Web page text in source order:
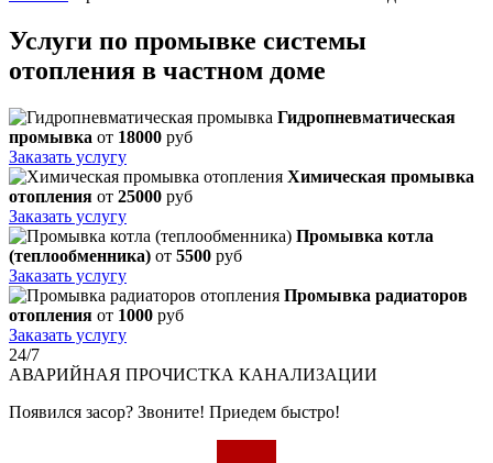
Услуги по промывке системы
отопления в частном доме
Гидропневматическая
промывка от 18000 руб
Заказать услугу
Химическая промывка
отопления от 25000 руб
Заказать услугу
Промывка котла
(теплообменника) от 5500 руб
Заказать услугу
Промывка радиаторов
отопления от 1000 руб
Заказать услугу
24/7
АВАРИЙНАЯ ПРОЧИСТКА КАНАЛИЗАЦИИ
Появился засор? Звоните! Приедем быстро!